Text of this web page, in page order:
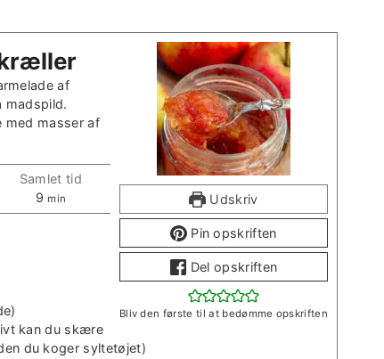
Udskriv
Pin opskriften
Del opskriften
Bliv den første til at bedømme opskriften
af
mad­spild.
med mass­er af
Sam­let tid
9m
i
t
e
min
kan du skære
du koger syltetøjet)